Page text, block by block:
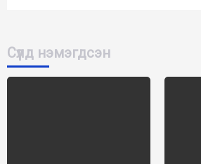
Сүүлд нэмэгдсэн